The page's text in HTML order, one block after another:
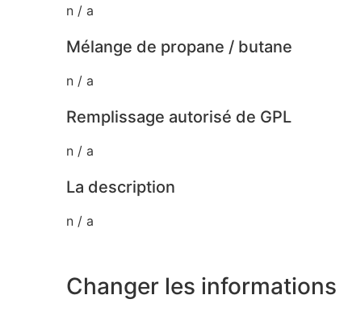
n / a
Mélange de propane / butane
n / a
Remplissage autorisé de GPL
n / a
La description
n / a
Changer les informations